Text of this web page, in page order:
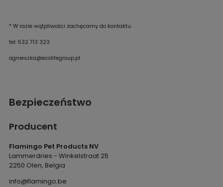
* W razie wątpliwości zachęcamy do kontaktu.
tel: 532 713 323
agnieszka@ecolifegroup.pl
Bezpieczeństwo
Producent
Flamingo Pet Products NV
Lammerdries - Winkelstraat 25
2250 Olen, Belgia
info@flamingo.be